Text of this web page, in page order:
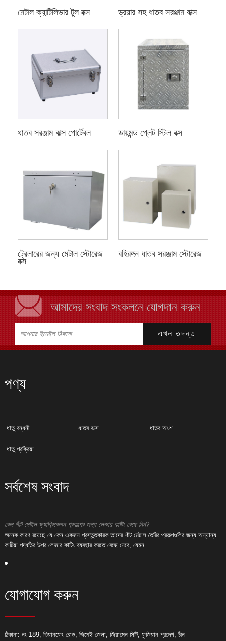
মেটাল ক্যান্টিলিভার টুল বক্স ড্রয়ার সহ ধাতব সরঞ্জাম বাক্স
ধাতব সরঞ্জাম বাক্স পোর্টেবল ডায়মন্ড প্লেট স্টিল বক্স
ট্রেলারের জন্য মেটাল স্টোরেজ
বক্স
বহিরঙ্গন ধাতব সরঞ্জাম স্টোরেজ
আমাদের সংবাদ সংকলনে যোগদান করুন
পণ্য
ধাতু বন্ধনী ধাতব বাক্স ধাতব অংশ
ধাতু প্রক্রিয়া
সর্বশেষ সংবাদ
কেন শীট মেটাল ফ্যাব্রিকেশন প্রকল্পের জন্য লেজার কাটিং বেছে নিন?
অনেক কারণ রয়েছে যে কেন একজন প্রস্তুতকারক তাদের শীট মেটাল তৈরির প্রকল্পগুলির জন্য অন্যান্য
কাটিয়া পদ্ধতির উপর লেজার কাটিং ব্যবহার করতে বেছে নেবে, যেমন:
যোগাযোগ করুন
ঠিকানা: নং 189, তিয়ানফেং রোড, জিমেই জেলা, জিয়ামেন সিটি, ফুজিয়ান প্রদেশ, চীন